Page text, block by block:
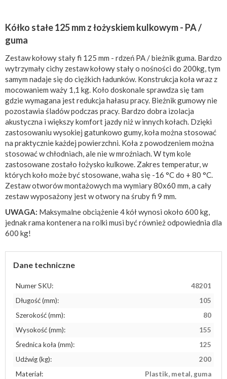
Kółko stałe 125 mm z łożyskiem kulkowym - PA /
guma
Zestaw kołowy stały fi 125 mm - rdzeń PA / bieżnik guma. Bardzo
wytrzymały cichy zestaw kołowy stały o nośności do 200kg, tym
samym nadaje się do ciężkich ładunków. Konstrukcja koła wraz z
mocowaniem waży 1,1 kg. Koło doskonale sprawdza się tam
gdzie wymagana jest redukcja hałasu pracy. Bieżnik gumowy nie
pozostawia śladów podczas pracy. Bardzo dobra izolacja
akustyczna i większy komfort jazdy niż w innych kołach. Dzięki
zastosowaniu wysokiej gatunkowo gumy, koła można stosować
na praktycznie każdej powierzchni. Koła z powodzeniem można
stosować w chłodniach, ale nie w mroźniach. W tym kole
zastosowane zostało łożysko kulkowe. Zakres temperatur, w
których koło może być stosowane, waha się -16 °C do + 80 °C.
Zestaw otworów montażowych ma wymiary 80x60 mm, a cały
zestaw wyposażony jest w otwory na śruby fi 9 mm.
UWAGA: Maksymalne obciążenie 4 kół wynosi około 600 kg,
jednak rama kontenera na rolki musi być również odpowiednia dla
600 kg!
Dane techniczne
Numer SKU:
48201
Długość (mm):
105
Szerokość (mm):
80
Wysokość (mm):
155
Średnica koła (mm):
125
Udźwig (kg):
200
Materiał:
Plastik, metal, guma